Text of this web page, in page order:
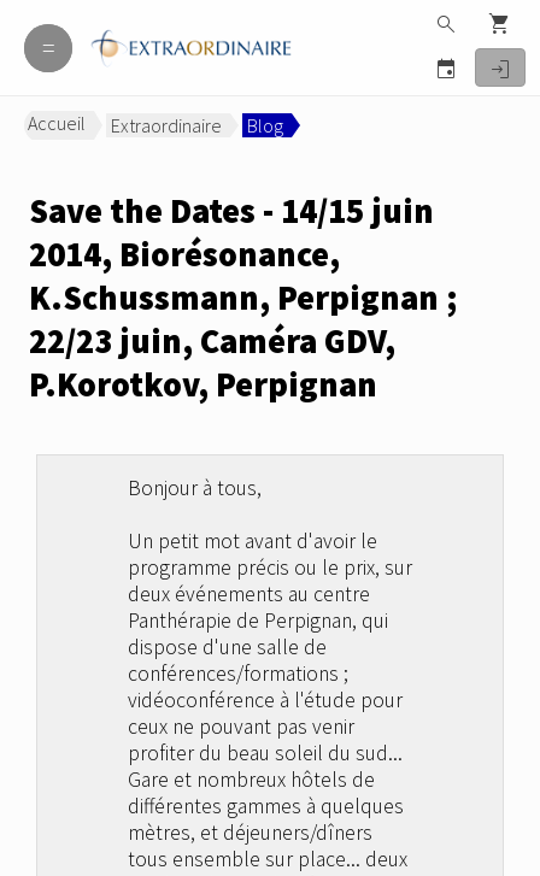
search
shopping_cart
event
login
=
=
Accueil Extraordinaire Blog
Save the Dates - 14/15 juin
2014, Biorésonance,
K.Schussmann, Perpignan ;
22/23 juin, Caméra GDV,
P.Korotkov, Perpignan
Bonjour à tous,
Un petit mot avant d'avoir le
programme précis ou le prix, sur
deux événements au centre
Panthérapie de Perpignan, qui
dispose d'une salle de
conférences/formations ;
vidéoconférence à l'étude pour
ceux ne pouvant pas venir
profiter du beau soleil du sud...
Gare et nombreux hôtels de
différentes gammes à quelques
mètres, et déjeuners/dîners
tous ensemble sur place... deux